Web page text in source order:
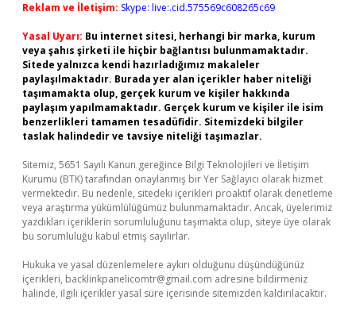
Reklam ve İletişim: Skype: live:.cid.575569c608265c69
Yasal Uyarı: Bu internet sitesi, herhangi bir marka, kurum
veya şahıs şirketi ile hiçbir bağlantısı bulunmamaktadır.
Sitede yalnızca kendi hazırladığımız makaleler
paylaşılmaktadır. Burada yer alan içerikler haber niteliği
taşımamakta olup, gerçek kurum ve kişiler hakkında
paylaşım yapılmamaktadır. Gerçek kurum ve kişiler ile isim
benzerlikleri tamamen tesadüfidir. Sitemizdeki bilgiler
taslak halindedir ve tavsiye niteliği taşımazlar.
Sitemiz, 5651 Sayılı Kanun gereğince Bilgi Teknolojileri ve İletişim
Kurumu (BTK) tarafından onaylanmış bir Yer Sağlayıcı olarak hizmet
vermektedir. Bu nedenle, sitedeki içerikleri proaktif olarak denetleme
veya araştırma yükümlülüğümüz bulunmamaktadır. Ancak, üyelerimiz
yazdıkları içeriklerin sorumluluğunu taşımakta olup, siteye üye olarak
bu sorumluluğu kabul etmiş sayılırlar.
Hukuka ve yasal düzenlemelere aykırı olduğunu düşündüğünüz
içerikleri, backlinkpanelicomtr@gmail.com adresine bildirmeniz
halinde, ilgili içerikler yasal süre içerisinde sitemizden kaldırılacaktır.